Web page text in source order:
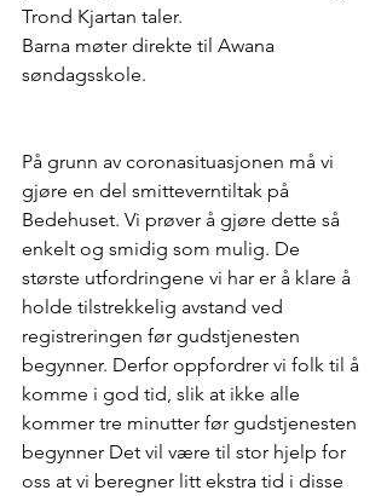
Trond Kjartan taler.
Barna møter direkte til Awana
søndagsskole.
På grunn av coronasituasjonen må vi
gjøre en del smitteverntiltak på
Bedehuset. Vi prøver å gjøre dette så
enkelt og smidig som mulig. De
største utfordringene vi har er å klare å
holde tilstrekkelig avstand ved
registreringen før gudstjenesten
begynner. Derfor oppfordrer vi folk til å
komme i god tid, slik at ikke alle
kommer tre minutter før gudstjenesten
begynner Det vil være til stor hjelp for
oss at vi beregner litt ekstra tid i disse